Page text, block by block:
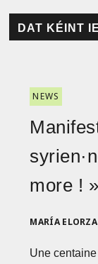
DAT KÉINT
NEWS
more ! »
MARÍA
Une